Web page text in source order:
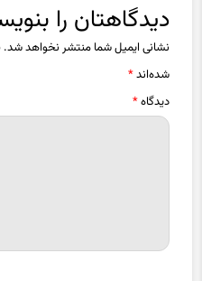
دیدگاهتان را
نشانی ایمیل شما منتشر نخواهد شد.
شده‌اند*
دیدگاه*